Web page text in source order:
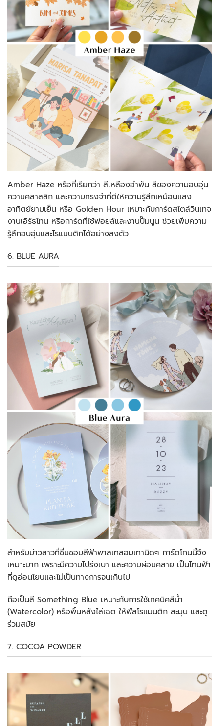
Amber Haze หรือที่เรียกว่า สีเหลืองอำพัน สีของความอบอุ่น
ความคลาสสิก และความทรงจำที่ดีให้ความรู้สึกเหมือนแสง
อาทิตย์ยามเย็น หรือ Golden Hour เหมาะกับการ์ดสไตล์วินเทจ
งานเอิร์ธโทน หรือการ์ดที่ใช้ฟอยล์และงานปั๊มนูน ช่วยเพิ่มความ
รู้สึกอบอุ่นและโรแมนติกได้อย่างลงตัว
6. BLUE AURA
สำหรับบ่าวสาวที่ชื่นชอบสีฟ้าพาสเทลอมเทานิดๆ การ์ดโทนนี้จึง
เหมาะมาก เพราะมีความโปร่งเบา และความผ่อนคลาย เป็นโทนฟ้า
ที่ดูอ่อนโยนและไม่เป็นทางการจนเกินไป
ถือเป็นสี Something Blue เหมาะกับการใช้เทคนิคสีน้ำ
(Watercolor) หรือพื้นหลังไล่เฉด ให้ฟีลโรแมนติก ละมุน และดู
ร่วมสมัย
7. COCOA POWDER